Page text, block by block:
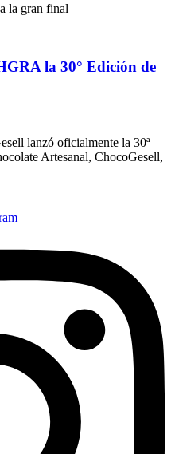
la gran final
la 30° Edición de
lanzó oficialmente la 30ª
Artesanal, ChocoGesell,